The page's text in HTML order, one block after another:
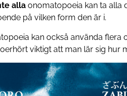
alla onomatopoeia kan ta alla
på vilken form den är i.
kan också använda flera
viktigt att man lär sig hur